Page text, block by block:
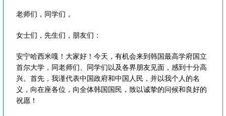
老师们，同学们，
女士们，先生们，朋友们：
安宁哈西米嘎！大家好！今天，有机会来到韩国最高学府国立
首尔大学，同老师们、同学们以及各界朋友见面，感到十分高
兴。首先，我谨代表中国政府和中国人民，并以我个人的名
义，向在座各位，向全体韩国国民，致以诚挚的问候和良好的
祝愿！